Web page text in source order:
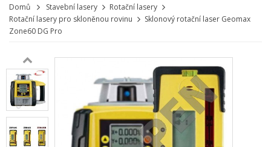
HOME
LASEROVÉ DÁLKOMĚRY
NIVELAČNÍ PŘÍSTROJE
STAVEBNÍ LASERY
DOKUMENTACE VE 3D
GNSS, GPS MĚŘENÍ
Domů Stavební lasery
Rotační lasery
Rotační lasery pro skloněnou rovinu
Sklonový rotační laser Geomax
Zone60 DG Pro